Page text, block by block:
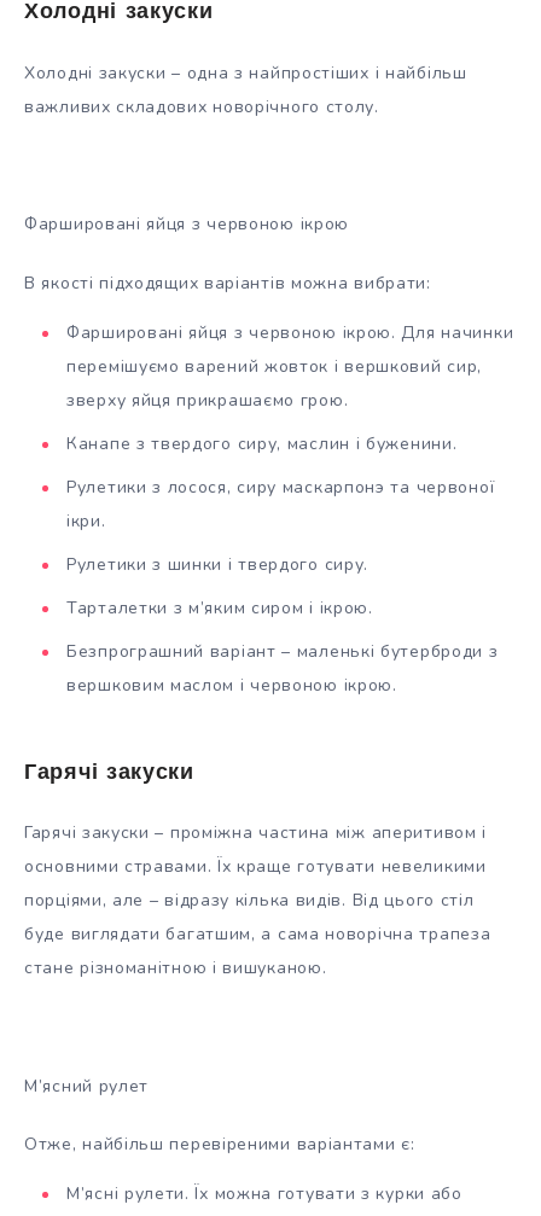
Холодні закуски
Холодні закуски – одна з найпростіших і найбільш
важливих складових новорічного столу.
Фаршировані яйця з червоною ікрою
В якості підходящих варіантів можна вибрати:
Фаршировані яйця з червоною ікрою. Для начинки
перемішуємо варений жовток і вершковий сир,
зверху яйця прикрашаємо грою.
Канапе з твердого сиру, маслин і буженини.
Рулетики з лосося, сиру маскарпонэ та червоної
ікри.
Рулетики з шинки і твердого сиру.
Тарталетки з м’яким сиром і ікрою.
Безпрограшний варіант – маленькі бутерброди з
вершковим маслом і червоною ікрою.
Гарячі закуски
Гарячі закуски – проміжна частина між аперитивом і
основними стравами. Їх краще готувати невеликими
порціями, але – відразу кілька видів. Від цього стіл
буде виглядати багатшим, а сама новорічна трапеза
стане різноманітною і вишуканою.
М’ясний рулет
Отже, найбільш перевіреними варіантами є:
М’ясні рулети. Їх можна готувати з курки або